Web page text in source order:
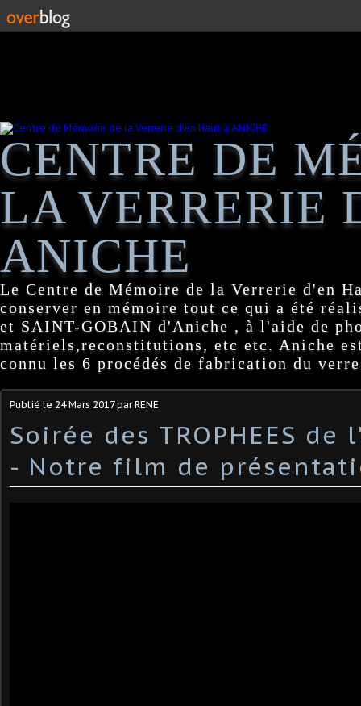
CENTRE DE
LA VERRERIE
ANICHE
Le Centre de Mémoire de la Verrerie d'en
conserver en mémoire tout ce qui a été
et SAINT-GOBAIN d'Aniche , à l'aide de
matériels,reconstitutions, etc etc. Aniche
connu les 6 procédés de fabrication du
Publié le 24 Mars 2017par RENE
Soirée des TROPHEES
- Notre film de